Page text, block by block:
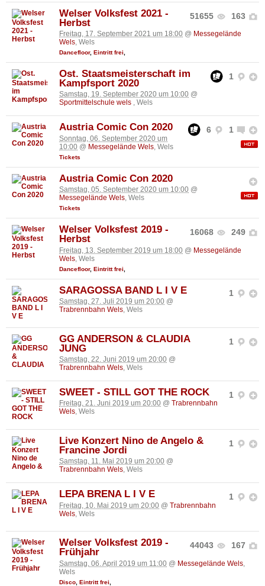
51655 163
Welser Volksfest 2021 -
Herbst
Freitag, 17. September 2021 um 18:00 @ Messegelände
Wels, Wels
Dancefloor, Eintritt frei
1
Ost. Staatsmeisterschaft im
Kampfsport 2020
Samstag, 19. September 2020 um 10:00 @
Sportmittelschule wels , Wels
6 1
Austria Comic Con 2020
Sonntag, 06. September 2020 um
10:00 @ Messegelände Wels, Wels
Tickets
Austria Comic Con 2020
Samstag, 05. September 2020 um 10:00 @
Messegelände Wels, Wels
Tickets
16068 249
Welser Volksfest 2019 -
Herbst
Freitag, 13. September 2019 um 18:00 @ Messegelände
Wels , Wels
Dancefloor, Eintritt frei
1
SARAGOSSA BAND L I V E
Samstag, 27. Juli 2019 um 20:00 @
Trabrennbahn Wels, Wels
1
GG ANDERSON & CLAUDIA
JUNG
Samstag, 22. Juni 2019 um 20:00 @
Trabrennbahn Wels, Wels
1
SWEET - STILL GOT THE ROCK
Freitag, 21. Juni 2019 um 20:00 @ Trabrennbahn
Wels, Wels
1
Live Konzert Nino de Angelo &
Francine Jordi
Samstag, 11. Mai 2019 um 20:00 @
Trabrennbahn Wels, Wels
1
LEPA BRENA L I V E
Freitag, 10. Mai 2019 um 20:00 @ Trabrennbahn
Wels , Wels
44043 167
Welser Volksfest 2019 -
Frühjahr
Samstag, 06. April 2019 um 11:00 @ Messegelände Wels
Wels
Disco Eintritt frei